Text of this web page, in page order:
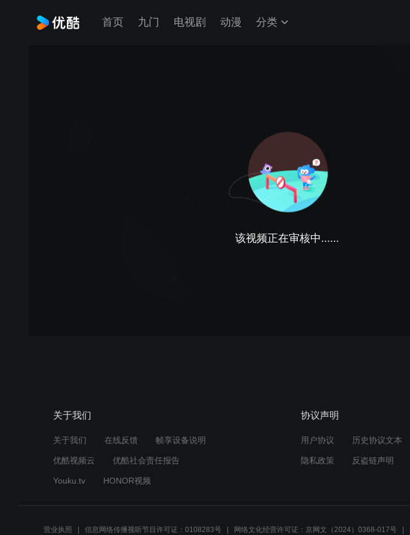
首页 九门 电视剧 动漫 分类
该视频正在审核中......
关于我们
关于我们 在线反馈 帧享设备说明
优酷视频云 优酷社会责任报告
Youku.tv HONOR视频
协议声明
用户协议 历史协议文本
隐私政策 反盗链声明
营业执照 信息网络传播视听节目许可证：0108283号 网络文化经营许可证：京网文（2024）0368-017号